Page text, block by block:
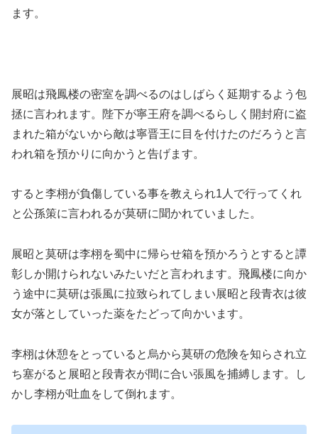
ます。
展昭は飛鳳楼の密室を調べるのはしばらく延期するよう包
拯に言われます。陛下が寧王府を調べるらしく開封府に盗
まれた箱がないから敵は寧晋王に目を付けたのだろうと言
われ箱を預かりに向かうと告げます。
すると李栩が負傷している事を教えられ1人で行ってくれ
と公孫策に言われるが莫研に聞かれていました。
展昭と莫研は李栩を蜀中に帰らせ箱を預かろうとすると譚
彰しか開けられないみたいだと言われます。飛鳳楼に向か
う途中に莫研は張風に拉致られてしまい展昭と段青衣は彼
女が落としていった薬をたどって向かいます。
李栩は休憩をとっていると烏から莫研の危険を知らされ立
ち塞がると展昭と段青衣が間に合い張風を捕縛します。し
かし李栩が吐血をして倒れます。